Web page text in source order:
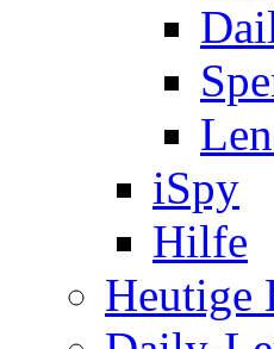
iSpy
Hilfe
Heutige